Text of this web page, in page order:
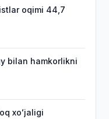
oqimi 44,7
bilan hamkorlikni
xoʻjaligi